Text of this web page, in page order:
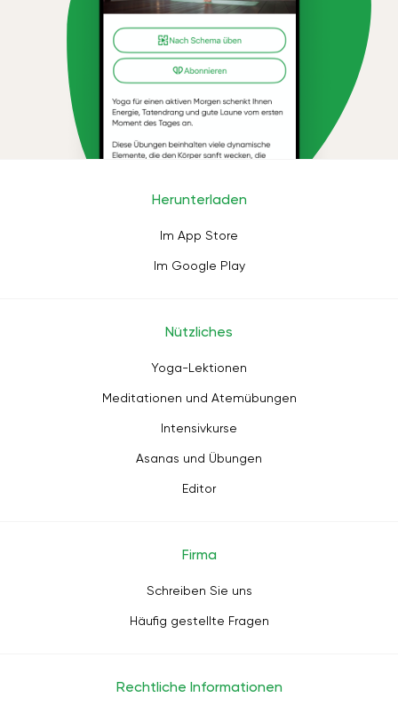
Herunterladen
Im App Store
Im Google Play
Nützliches
Yoga-Lektionen
Meditationen und Atemübungen
Intensivkurse
Asanas und Übungen
Editor
Firma
Schreiben Sie uns
Häufig gestellte Fragen
Rechtliche Informationen